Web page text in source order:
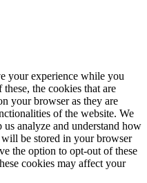
your experience while you
the cookies that are
your browser as they are
of the website. We
analyze and understand how
be stored in your browser
the option to opt-out of these
cookies may affect your